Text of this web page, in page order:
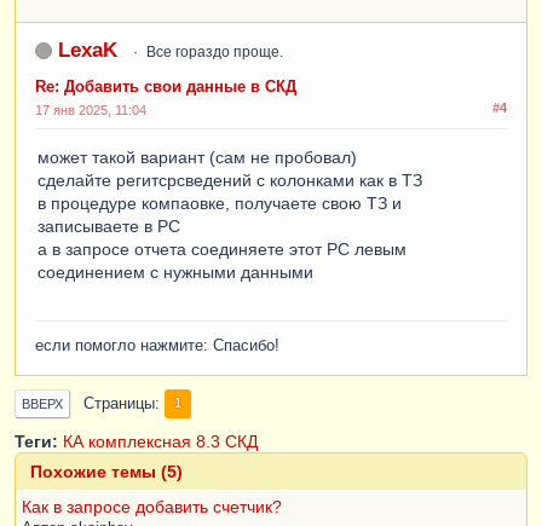
LexaK Все гораздо проще.
Re: Добавить свои данные в СКД
#4
17 янв 2025, 11:04
может такой вариант (сам не пробовал)
сделайте регитсрсведений с колонками как в ТЗ
в процедуре компаовке, получаете свою ТЗ и
записываете в РС
а в запросе отчета соединяете этот РС левым
соединением с нужными данными
если помогло нажмите: Спасибо!
ВВЕРХ Страницы 1
Теги: КА комплексная 8.3 СКД
Похожие темы (5)
Как в запросе добавить счетчик?